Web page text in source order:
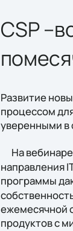
CSP
Развитие
процессом
уверенными в
На вебинаре
направления
программы
ежемесячной
продуктов с